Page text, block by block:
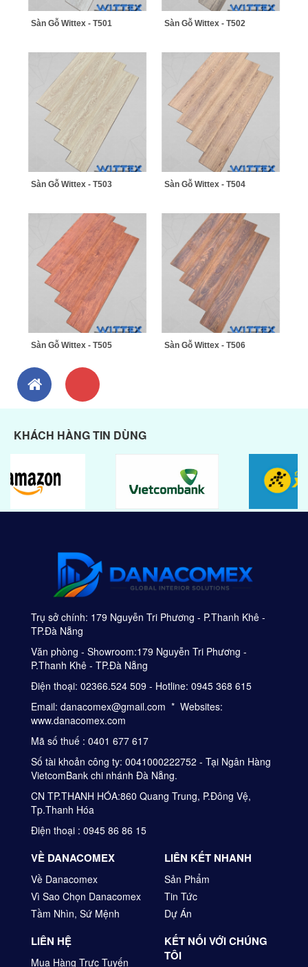
Sàn Gỗ Wittex - T501 Sàn Gỗ Wittex - T502
Sàn Gỗ Wittex - T503 Sàn Gỗ Wittex - T504
Sàn Gỗ Wittex - T505 Sàn Gỗ Wittex - T506
KHÁCH HÀNG TIN DÙNG
Trụ sở chính: 179 Nguyễn Tri Phương - P.Thanh Khê -
TP.Đà Nẵng
Văn phòng - Showroom:179 Nguyễn Tri Phương -
P.Thanh Khê - TP.Đà Nẵng
Điện thoại: 02366.524 509 - Hotline: 0945 368 615
Email: danacomex@gmail.com * Websites:
www.danacomex.com
Mã số thuế : 0401 677 617
Số tài khoản công ty: 0041000222752 - Tại Ngân Hàng
VietcomBank chi nhánh Đà Nẵng.
CN TP.THANH HÓA:860 Quang Trung, P.Đông Vệ,
Tp.Thanh Hóa
Điện thoại : 0945 86 86 15
VỀ DANACOMEX
Về Danacomex
Vì Sao Chọn Danacomex
Tầm Nhìn, Sứ Mệnh
LIÊN HỆ
Mua Hàng Trực Tuyến
LIÊN KẾT NHANH
Sản Phẩm
Tin Tức
Dự Án
KẾT NỐI VỚI CHÚNG
TÔI